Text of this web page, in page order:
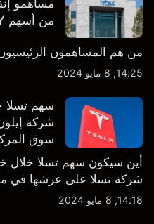
مساهمو
من أسهم INFY؟
من هم المساهمون
14:25, 8 مايو 2024
شركة
سوق
أين سيكون سهم تسلا
شركة تسلا على عرشها في
14:18, 8 مايو 2024